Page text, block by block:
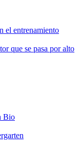
el entrenamiento
que se pasa por alto
Bio